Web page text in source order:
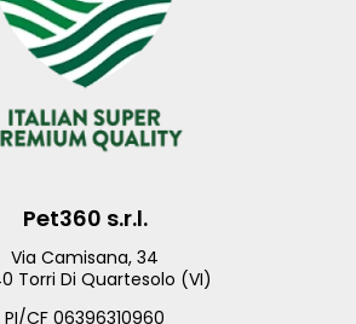
Pet360 s.r.l.
Via Camisana, 34
Torri Di Quartesolo (VI)
PI/CF 06396310960